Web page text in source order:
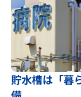
貯水槽は「暮